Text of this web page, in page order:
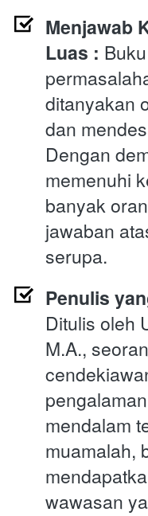
Menjawab
Luas :
ditanyakan
dan
Dengan
memenuhi
banyak
jawaban
serupa.
Penulis
Ditulis oleh
M.A.,
mendalam
muamalah,
wawasan